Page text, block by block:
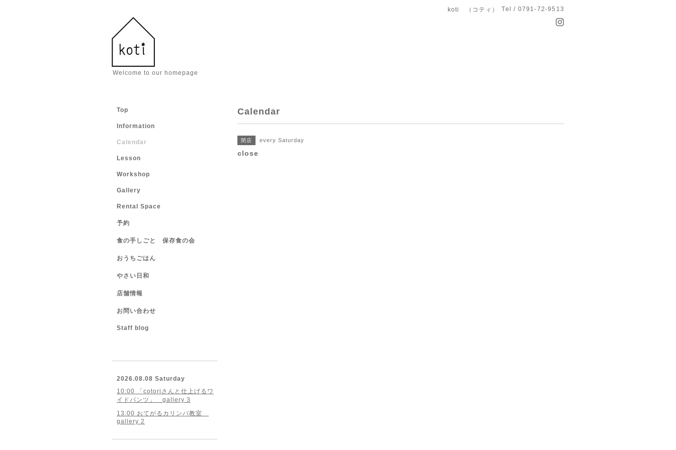
koti （コティ） Tel / 0791-72-9513
Welcome to our homepage
Calendar
閉店 every Saturday
close
Top
Information
Calendar
Lesson
Workshop
Gallery
Rental Space
予約
食の手しごと 保存食の会
おうちごはん
やさい日和
店舗情報
お問い合わせ
Staff blog
2026.08.08 Saturday
10:00 「cotoriさんと仕上げるワ
イドパンツ」 gallery 3
13:00 おてがるカリンバ教室
gallery 2